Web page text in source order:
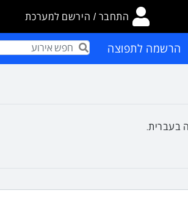
התחבר / הירשם למערכת
הרשמה לתפוצה Term
בעברית.